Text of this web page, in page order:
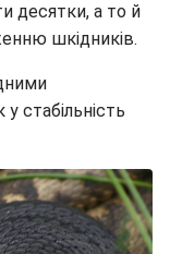
десятки, а то й
шкідників.
у стабільність